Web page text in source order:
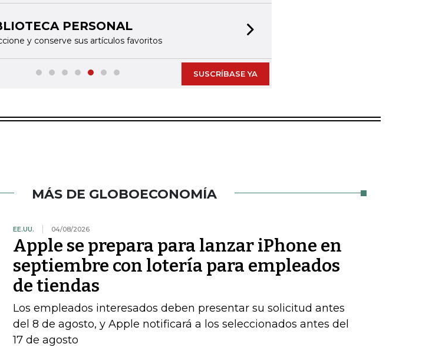
PERSONAL
y conserve sus artículos favoritos
SUSCRÍBASE YA
MÁS DE GLOBOECONOMÍA
EE.UU. 04/08/2026
Apple se prepara para lanzar iPhone en
septiembre con lotería para empleados
de tiendas
Los empleados interesados ​​deben presentar su solicitud antes
del 8 de agosto, y Apple notificará a los seleccionados antes del
17 de agosto